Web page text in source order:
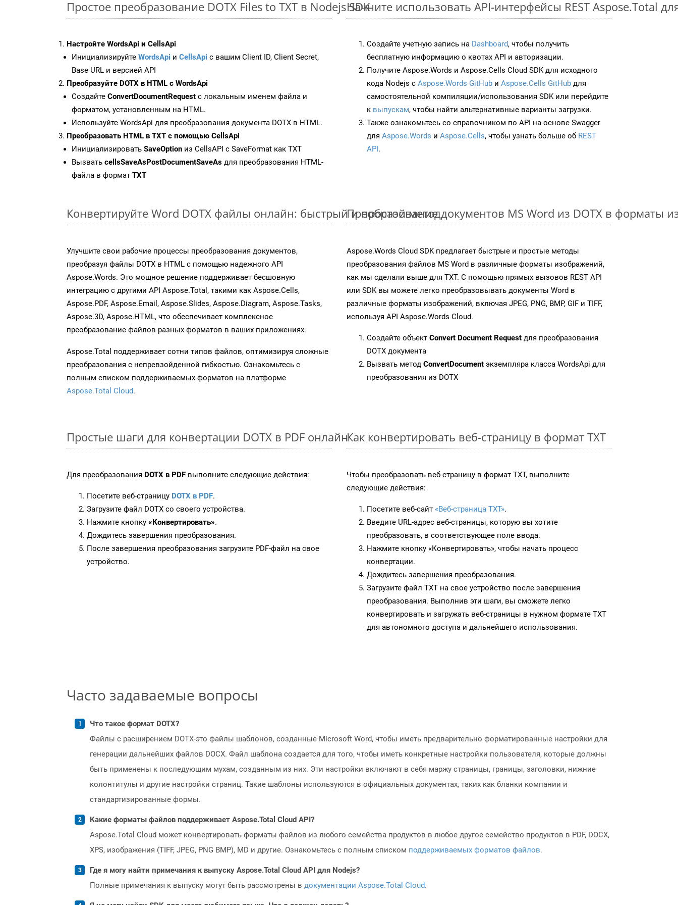
Простое преобразование DOTX Files to TXT в Nodejs SDK
Настройте WordsApi и CellsApi
Инициализируйте WordsApi и CellsApi с вашим Client ID, Client Secret,
Base URL и версией API
Преобразуйте DOTX в HTML с WordsApi
Создайте ConvertDocumentRequest с локальным именем файла и
форматом, установленным на HTML.
Используйте WordsApi для преобразования документа DOTX в HTML.
Преобразовать HTML в TXT с помощью CellsApi
Инициализировать SaveOption из CellsAPI с SaveFormat как TXT
Вызвать cellsSaveAsPostDocumentSaveAs для преобразования HTML-
файла в формат TXT
Начните использовать API-интерфейсы REST Aspose.Total
Создайте учетную запись на Dashboard, чтобы получить
бесплатную информацию о квотах API и авторизации.
Получите Aspose.Words и Aspose.Cells Cloud SDK для исходного
кода Nodejs с Aspose.Words GitHub и Aspose.Cells GitHub для
самостоятельной компиляции/использования SDK или перейдите
к выпускам, чтобы найти альтернативные варианты загрузки.
Также ознакомьтесь со справочником по API на основе Swagger
для Aspose.Words и Aspose.Cells, чтобы узнать больше об REST
API.
Конвертируйте Word DOTX файлы онлайн: быстрый и простой метод
Улучшите свои рабочие процессы преобразования документов,
преобразуя файлы DOTX в HTML с помощью надежного API
Aspose.Words. Это мощное решение поддерживает бесшовную
интеграцию с другими API Aspose.Total, такими как Aspose.Cells,
Aspose.PDF, Aspose.Email, Aspose.Slides, Aspose.Diagram, Aspose.Tasks,
Aspose.3D, Aspose.HTML, что обеспечивает комплексное
преобразование файлов разных форматов в ваших приложениях.
Aspose.Total поддерживает сотни типов файлов, оптимизируя сложные
преобразования с непревзойденной гибкостью. Ознакомьтесь с
полным списком поддерживаемых форматов на платформе
Aspose.Total Cloud.
Преобразование документов MS Word из DOTX в форматы
Aspose.Words Cloud SDK предлагает быстрые и простые методы
преобразования файлов MS Word в различные форматы изображений,
как мы сделали выше для TXT. С помощью прямых вызовов REST API
или SDK вы можете легко преобразовывать документы Word в
различные форматы изображений, включая JPEG, PNG, BMP, GIF и TIFF,
используя API Aspose.Words Cloud.
Создайте объект Convert Document Request для преобразования
DOTX документа
Вызвать метод ConvertDocument экземпляра класса WordsApi для
преобразования из DOTX
Простые шаги для конвертации DOTX в PDF онлайн
Для преобразования DOTX в PDF выполните следующие действия:
Посетите веб-страницу DOTX в PDF.
Загрузите файл DOTX со своего устройства.
Нажмите кнопку «Конвертировать».
Дождитесь завершения преобразования.
После завершения преобразования загрузите PDF-файл на свое
устройство.
Как конвертировать веб-страницу в формат TXT
Чтобы преобразовать веб-страницу в формат TXT, выполните
следующие действия:
Посетите веб-сайт «Веб-страница TXT».
Введите URL-адрес веб-страницы, которую вы хотите
преобразовать, в соответствующее поле ввода.
Нажмите кнопку «Конвертировать», чтобы начать процесс
конвертации.
Дождитесь завершения преобразования.
Загрузите файл TXT на свое устройство после завершения
преобразования. Выполнив эти шаги, вы сможете легко
конвертировать и загружать веб-страницы в нужном формате TXT
для автономного доступа и дальнейшего использования.
Часто задаваемые вопросы
Что такое формат DOTX?
Файлы с расширением DOTX-это файлы шаблонов, созданные Microsoft Word, чтобы иметь предварительно форматированные настройки для
генерации дальнейших файлов DOCX. Файл шаблона создается для того, чтобы иметь конкретные настройки пользователя, которые должны
быть применены к последующим мухам, созданным из них. Эти настройки включают в себя маржу страницы, границы, заголовки, нижние
колонтитулы и другие настройки страниц. Такие шаблоны используются в официальных документах, таких как бланки компании и
стандартизированные формы.
Какие форматы файлов поддерживает Aspose.Total Cloud API?
Aspose.Total Cloud может конвертировать форматы файлов из любого семейства продуктов в любое другое семейство продуктов в PDF, DOCX,
XPS, изображения (TIFF, JPEG, PNG BMP), MD и другие. Ознакомьтесь с полным списком поддерживаемых форматов файлов.
Где я могу найти примечания к выпуску Aspose.Total Cloud API для Nodejs?
Полные примечания к выпуску могут быть рассмотрены в документации Aspose.Total Cloud.